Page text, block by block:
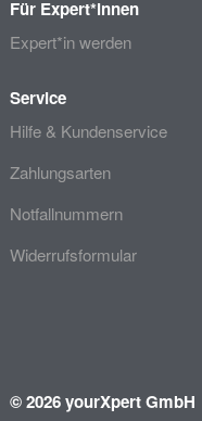
Für Expert*innen
Expert*in werden
Service
Hilfe & Kundenservice
Zahlungsarten
Notfallnummern
Widerrufsformular
© 2026 yourXpert GmbH